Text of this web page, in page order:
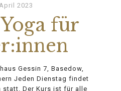
2023
für
Gessin 7, Basedow,
Jeden Dienstag findet
statt. Der Kurs ist für alle